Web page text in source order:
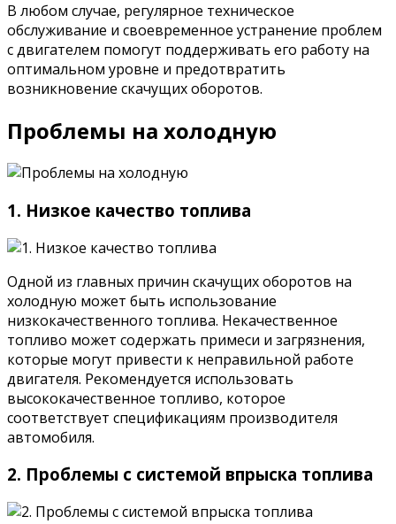
В любом случае, регулярное техническое
обслуживание и своевременное устранение проблем
с двигателем помогут поддерживать его работу на
оптимальном уровне и предотвратить
возникновение скачущих оборотов.
Проблемы на холодную
1. Низкое качество топлива
Одной из главных причин скачущих оборотов на
холодную может быть использование
низкокачественного топлива. Некачественное
топливо может содержать примеси и загрязнения,
которые могут привести к неправильной работе
двигателя. Рекомендуется использовать
высококачественное топливо, которое
соответствует спецификациям производителя
автомобиля.
2. Проблемы с системой впрыска топлива